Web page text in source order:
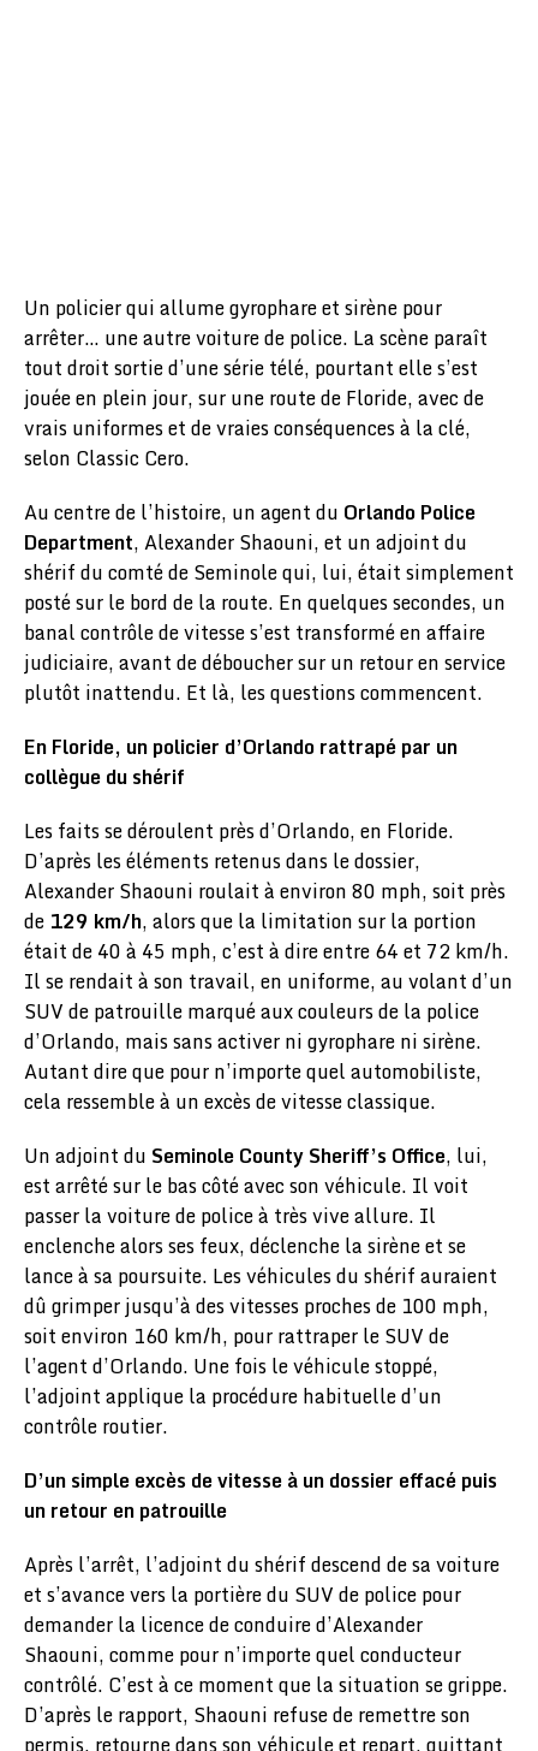
Un policier qui allume gyrophare et sirène pour
arrêter… une autre voiture de police. La scène paraît
tout droit sortie d’une série télé, pourtant elle s’est
jouée en plein jour, sur une route de Floride, avec de
vrais uniformes et de vraies conséquences à la clé,
selon Classic Cero.
Au centre de l’histoire, un agent du Orlando Police
Department, Alexander Shaouni, et un adjoint du
shérif du comté de Seminole qui, lui, était simplement
posté sur le bord de la route. En quelques secondes, un
banal contrôle de vitesse s’est transformé en affaire
judiciaire, avant de déboucher sur un retour en service
plutôt inattendu. Et là, les questions commencent.
En Floride, un policier d’Orlando rattrapé par un
collègue du shérif
Les faits se déroulent près d’Orlando, en Floride.
D’après les éléments retenus dans le dossier,
Alexander Shaouni roulait à environ 80 mph, soit près
de 129 km/h, alors que la limitation sur la portion
était de 40 à 45 mph, c’est à dire entre 64 et 72 km/h.
Il se rendait à son travail, en uniforme, au volant d’un
SUV de patrouille marqué aux couleurs de la police
d’Orlando, mais sans activer ni gyrophare ni sirène.
Autant dire que pour n’importe quel automobiliste,
cela ressemble à un excès de vitesse classique.
Un adjoint du Seminole County Sheriff’s Office, lui,
est arrêté sur le bas côté avec son véhicule. Il voit
passer la voiture de police à très vive allure. Il
enclenche alors ses feux, déclenche la sirène et se
lance à sa poursuite. Les véhicules du shérif auraient
dû grimper jusqu’à des vitesses proches de 100 mph,
soit environ 160 km/h, pour rattraper le SUV de
l’agent d’Orlando. Une fois le véhicule stoppé,
l’adjoint applique la procédure habituelle d’un
contrôle routier.
D’un simple excès de vitesse à un dossier effacé puis
un retour en patrouille
Après l’arrêt, l’adjoint du shérif descend de sa voiture
et s’avance vers la portière du SUV de police pour
demander la licence de conduire d’Alexander
Shaouni, comme pour n’importe quel conducteur
contrôlé. C’est à ce moment que la situation se grippe.
D’après le rapport, Shaouni refuse de remettre son
permis, retourne dans son véhicule et repart, quittant